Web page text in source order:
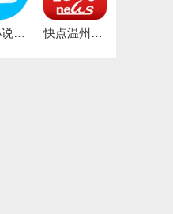
古风小说官方版 快点温州官方正版